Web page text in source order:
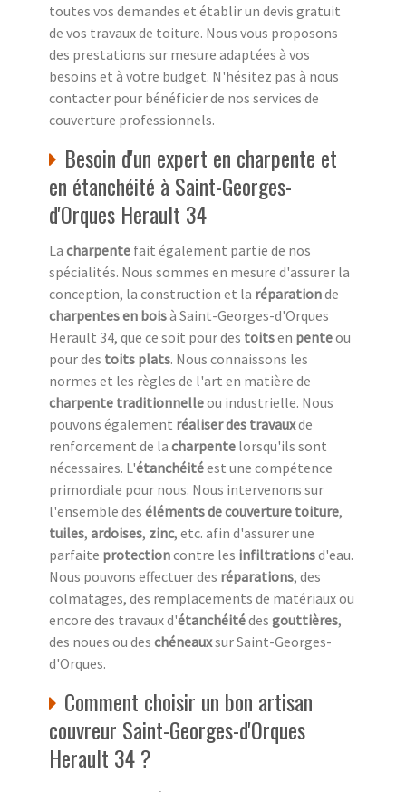
toutes vos demandes et établir un devis gratuit
de vos travaux de toiture. Nous vous proposons
des prestations sur mesure adaptées à vos
besoins et à votre budget. N'hésitez pas à nous
contacter pour bénéficier de nos services de
couverture professionnels.
Besoin d'un expert en charpente et
en étanchéité à Saint-Georges-
d'Orques Herault 34
La charpente fait également partie de nos
spécialités. Nous sommes en mesure d'assurer la
conception, la construction et la réparationde
charpentes en boisà Saint-Georges-d'Orques
Herault 34, que ce soit pour des toitsen penteou
pour des toits plats. Nous connaissons les
normes et les règles de l'art en matière de
charpente traditionnelleou industrielle. Nous
pouvons également réaliser des travauxde
renforcement de la charpente lorsqu'ils sont
nécessaires. L'étanchéitéest une compétence
primordiale pour nous. Nous intervenons sur
l'ensemble des éléments de couverture toiture,
tuiles, ardoises, zinc, etc. afin d'assurer une
parfaite protectioncontre les infiltrationsd'eau.
Nous pouvons effectuer des réparations, des
colmatages, des remplacements de matériaux ou
encore des travaux d'étanchéitédes gouttières,
des noues ou des chéneauxsur Saint-Georges-
d'Orques.
Comment choisir un bon artisan
couvreur Saint-Georges-d'Orques
Herault 34 ?